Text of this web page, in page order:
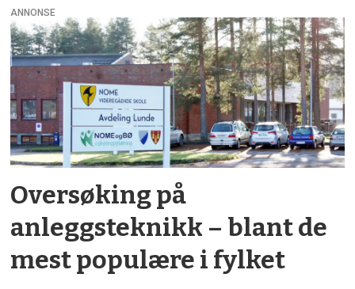
ANNONSE
Oversøking på
anleggsteknikk – blant de
mest populære i fylket